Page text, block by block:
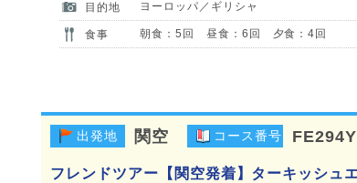
目的地 ヨーロッパ／ギリシャ
食事 朝食：5回 昼食：6回 夕食：4回
出発地 関空 コース番号 FE294Y
フレンドツアー【関空発着】ターキッシュ